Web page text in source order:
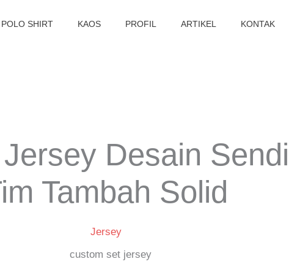
POLO SHIRT KAOS PROFIL ARTIKEL KONTAK
Desain
Tambah Solid
Jersey